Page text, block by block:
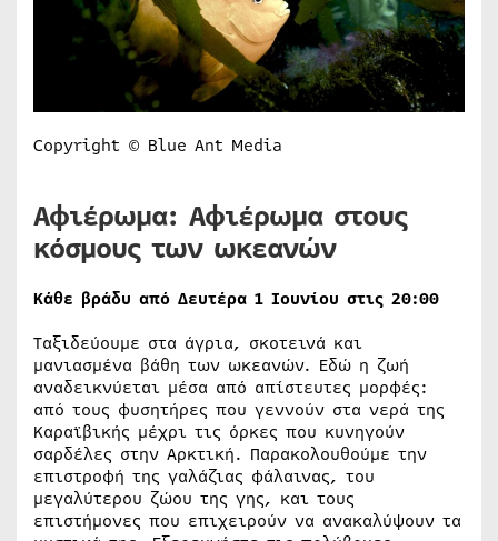
Copyright © Blue Ant Media
Αφιέρωμα: Αφιέρωμα στους
κόσμους των ωκεανών
Κάθε βράδυ από Δευτέρα 1 Ιουνίου στις 20:00
Ταξιδεύουμε στα άγρια, σκοτεινά και
μανιασμένα βάθη των ωκεανών. Εδώ η ζωή
αναδεικνύεται μέσα από απίστευτες μορφές:
από τους φυσητήρες που γεννούν στα νερά της
Καραϊβικής μέχρι τις όρκες που κυνηγούν
σαρδέλες στην Αρκτική. Παρακολουθούμε την
επιστροφή της γαλάζιας φάλαινας, του
μεγαλύτερου ζώου της γης, και τους
επιστήμονες που επιχειρούν να ανακαλύψουν τα